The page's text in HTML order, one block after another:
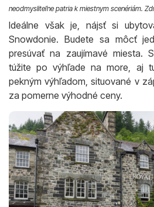
neodmysliteľne patria k miestnym scenériám.
Ideálne však je, nájsť si
Snowdonie. Budete sa môcť
presúvať na zaujímavé miesta.
túžite po výhľade na more, aj
pekným výhľadom, situované v
za pomerne výhodné ceny.